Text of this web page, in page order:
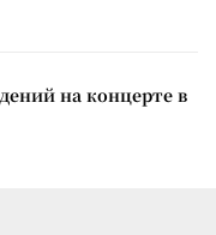
на концерте в